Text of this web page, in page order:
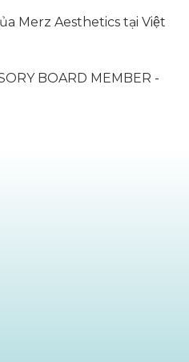
Merz Aesthetics tại Việt
BOARD MEMBER -